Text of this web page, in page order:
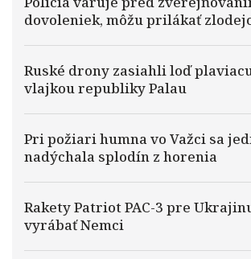
dovoleniek, môžu prilákať
Ruské drony zasiahli loď
vlajkou republiky Palau
Pri požiari humna vo Važci sa
nadýchala splodín z horenia
Rakety Patriot PAC-3 pre
vyrábať Nemci